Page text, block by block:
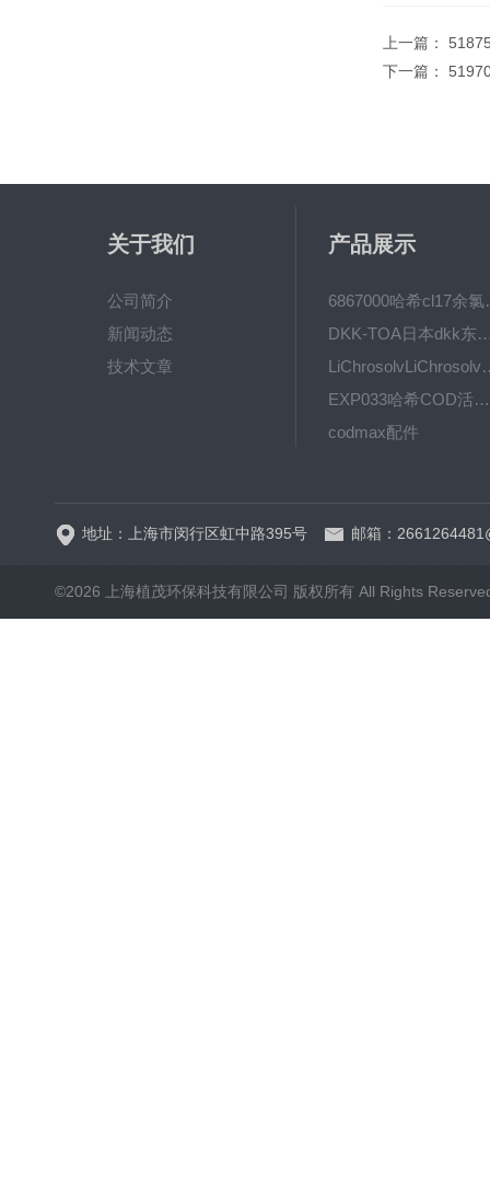
上一篇：
下一篇：
关于我们
公司简介
新闻动态
技术文章
产品展示
6867000
DKK-TOA日本dkk东亚电
EXP033哈希COD活塞泵价格 EXP033
codmax配件
地址：上海市闵行区虹中路395号 邮箱：
©2026 上海植茂环保科技有限公司 版权所有 All Rights